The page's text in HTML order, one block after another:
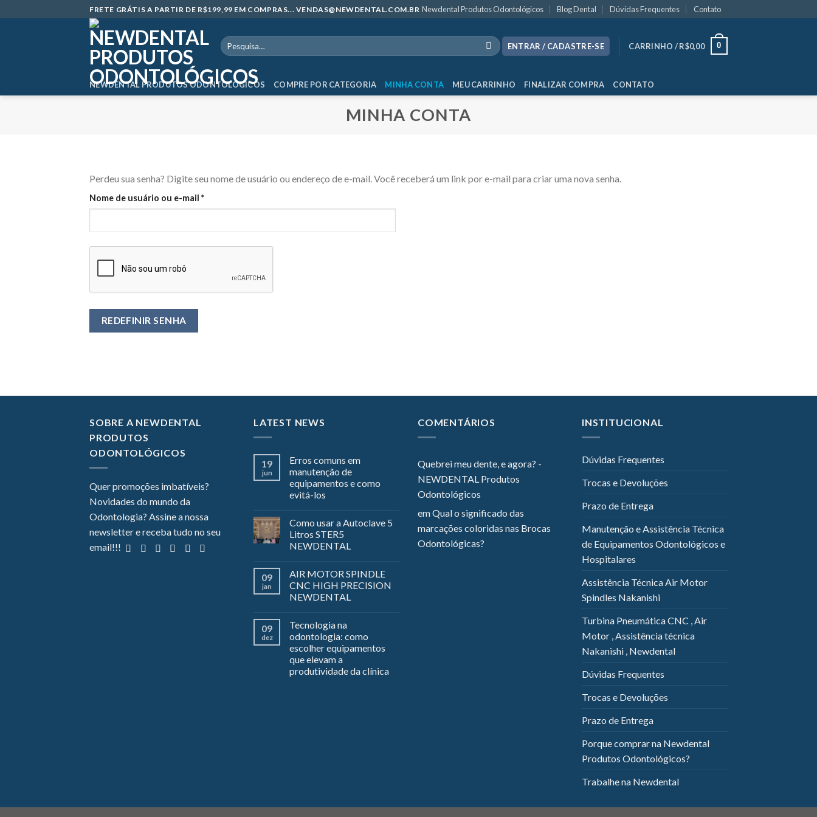
to
FRETE GRÁTIS A PARTIR DE R$199,99 EM COMPRAS... VENDAS@NEWDENTAL.COM.BR Newdental Produtos Odontológicos Blog Dental Dúvidas Frequentes Contato
Pesquisar
por:
ENTRAR / CADASTRE-SE CARRINHO /R$0,00 0
NEWDENTAL PRODUTOS ODONTOLÓGICOS COMPRE POR CATEGORIA MINHA CONTA MEU CARRINHO FINALIZAR COMPRA CONTATO
MINHA CONTA
Perdeu sua senha? Digite seu nome de usuário ou endereço de e-mail. Você receberá um link por e-mail para criar uma nova senha.
Nome de usuário ou e-mail *Obrigatório
REDEFINIR SENHA
SOBRE A NEWDENTAL
PRODUTOS
ODONTOLÓGICOS
Quer promoções imbatíveis?
Novidades do mundo da
Odontologia? Assine a nossa
newsletter e receba tudo no seu
email!!!
LATEST NEWS
19
jun
Erros comuns em
manutenção de
equipamentos e como
evitá-los
Como usar a Autoclave 5
Litros STER5
NEWDENTAL
09
jan
AIR MOTOR SPINDLE
CNC HIGH PRECISION
NEWDENTAL
09
dez
Tecnologia na
odontologia: como
escolher equipamentos
que elevam a
produtividade da clínica
COMENTÁRIOS
Quebrei meu dente, e agora? -
NEWDENTAL Produtos
Odontológicos
emQual o significado das
marcações coloridas nas Brocas
Odontológicas?
INSTITUCIONAL
Dúvidas Frequentes
Trocas e Devoluções
Prazo de Entrega
Manutenção e Assistência Técnica
de Equipamentos Odontológicos e
Hospitalares
Assistência Técnica Air Motor
Spindles Nakanishi
Turbina Pneumática CNC , Air
Motor , Assistência técnica
Nakanishi , Newdental
Dúvidas Frequentes
Trocas e Devoluções
Prazo de Entrega
Porque comprar na Newdental
Produtos Odontológicos?
Trabalhe na Newdental